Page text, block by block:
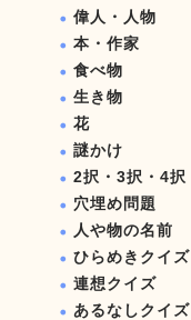
偉人・人物
本・作家
食べ物
生き物
花
謎かけ
2択・3択・4択
穴埋め問題
人や物の名前
ひらめきクイズ
連想クイズ
あるなしクイズ